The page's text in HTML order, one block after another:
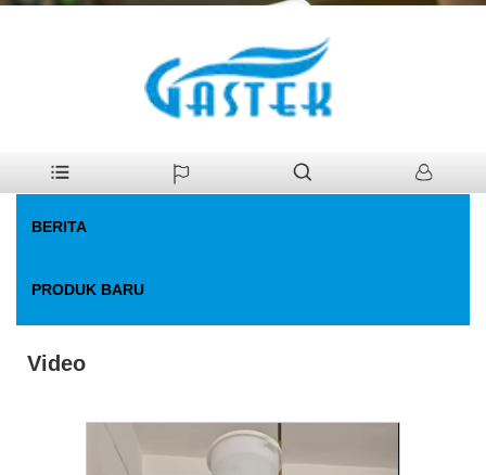
BERITA
PRODUK BARU
Video